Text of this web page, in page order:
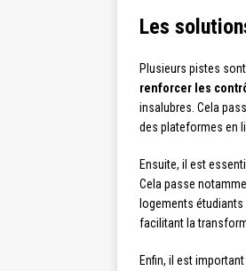
Les
Plusieurs pistes
renforcer les
insalubres. Cela
des plateformes en
Ensuite, il est
Cela passe
logements
facilitant la
Enfin, il est important